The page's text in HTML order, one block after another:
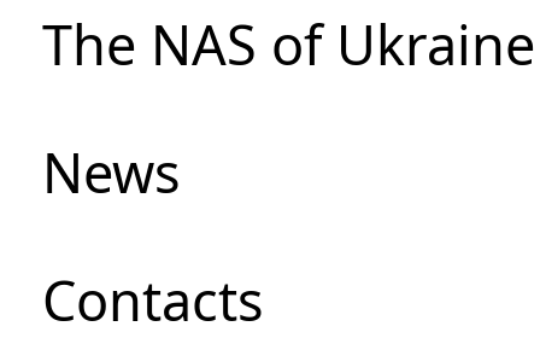
The NAS of
News
Сontacts